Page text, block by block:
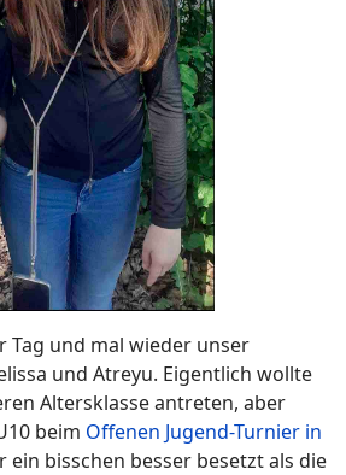
Tag und mal wieder unser
und Atreyu. Eigentlich wollte
Altersklasse antreten, aber
beim Offenen Jugend-Turnier in
ein bisschen besser besetzt als die